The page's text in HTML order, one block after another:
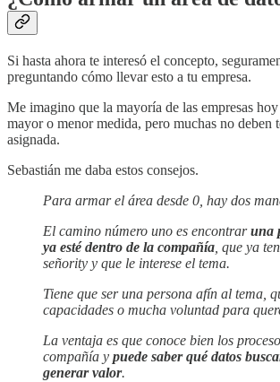
Si hasta ahora te interesó el concepto,
preguntando cómo llevar esto a tu empresa.
Me imagino que la mayoría de las empresas hoy
mayor o menor medida, pero muchas no deben
asignada.
Sebastián me daba estos consejos.
Para armar el área desde 0, hay dos
El camino número uno es encontraruna
ya esté dentro de la compañía , que ya
señority y que le interese el tema.
Tiene que ser una persona afín al tema,
capacidades o mucha voluntad para
La ventaja es que conoce bien los
compañía y puede saber qué datos
generar valor.